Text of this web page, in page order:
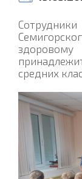
средних